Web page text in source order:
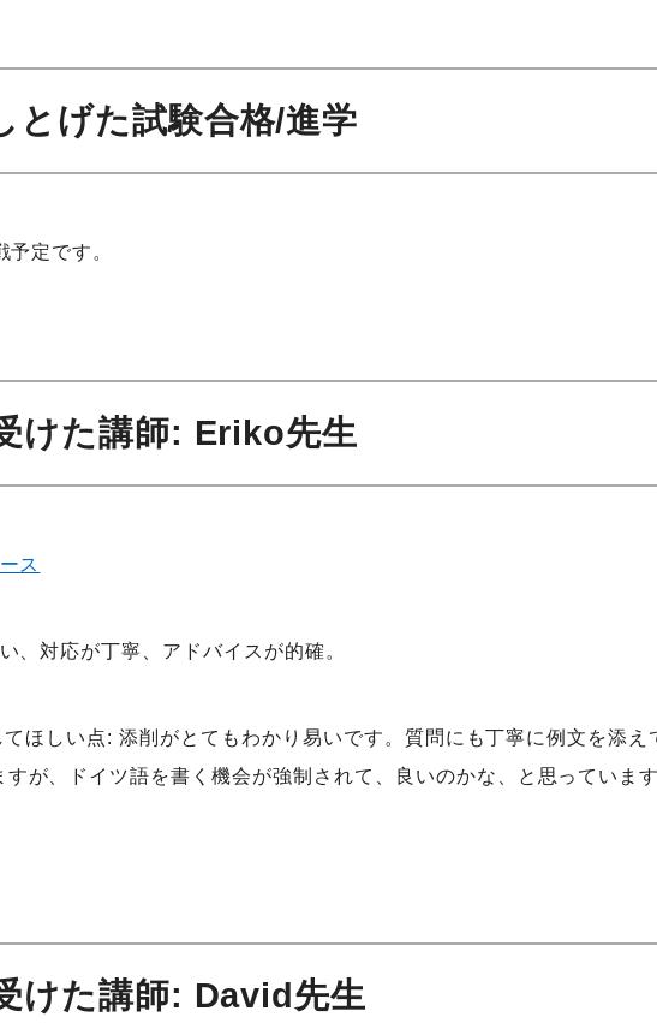
とげた試験合格/進学
定です。
けた講師: Eriko先生
ス
、対応が丁寧、アドバイスが的確。
ほしい点: 添削がとてもわかり易いです。質問にも丁寧に例文を添
すが、ドイツ語を書く機会が強制されて、良いのかな、と思っていま
けた講師: David先生